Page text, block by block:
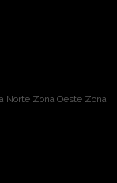
Norte Zona Oeste Zona